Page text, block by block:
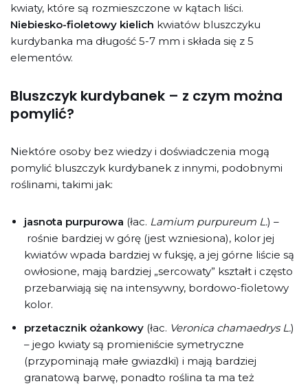
kwiaty, które są rozmieszczone w kątach liści.
Niebiesko-fioletowy kielich kwiatów bluszczyku
kurdybanka ma długość 5-7 mm i składa się z 5
elementów.
Bluszczyk kurdybanek – z czym można
pomylić?
Niektóre osoby bez wiedzy i doświadczenia mogą
pomylić bluszczyk kurdybanek z innymi, podobnymi
roślinami, takimi jak:
jasnota purpurowa (łac. Lamium purpureum L.) –
rośnie bardziej w górę (jest wzniesiona), kolor jej
kwiatów wpada bardziej w fuksję, a jej górne liście są
owłosione, mają bardziej „sercowaty” kształt i często
przebarwiają się na intensywny, bordowo-fioletowy
kolor.
przetacznik ożankowy (łac. Veronica chamaedrys L.)
– jego kwiaty są promieniście symetryczne
(przypominają małe gwiazdki) i mają bardziej
granatową barwę, ponadto roślina ta ma też